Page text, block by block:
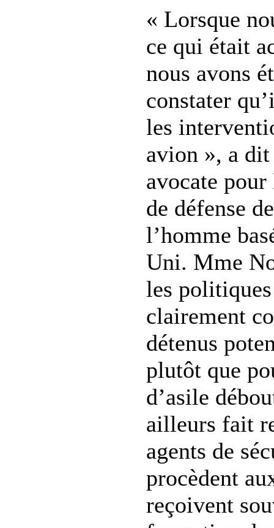
« Lorsque
ce qui était
nous avons
constater
les
avion », a
avocate
de défense
l’homme
Uni. Mme
les
clairement
détenus
plutôt que
d’asile
ailleurs fait
agents de
procèdent
reçoivent